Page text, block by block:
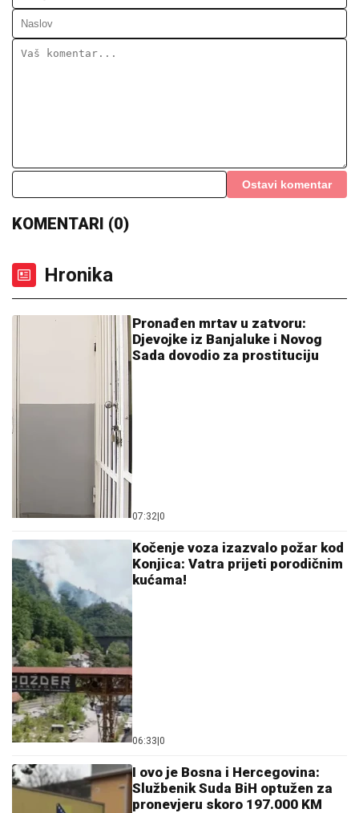
Ostavi komentar
KOMENTARI (0)
Hronika
Pronađen mrtav u zatvoru:
Djevojke iz Banjaluke i Novog
Sada dovodio za prostituciju
07:32 0
Kočenje voza izazvalo požar kod
Konjica: Vatra prijeti porodičnim
kućama!
06:33 0
I ovo je Bosna i Hercegovina:
Službenik Suda BiH optužen za
pronevjeru skoro 197.000 KM